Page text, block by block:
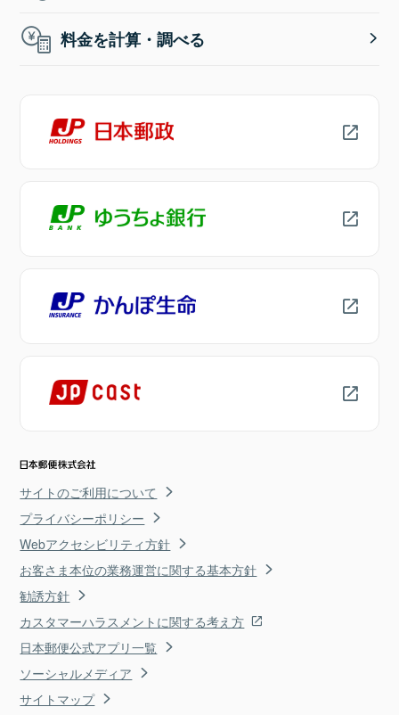
料金を計算・調べる
サイトのご利用について
プライバシーポリシー
Webアクセシビリティ方針
お客さま本位の業務運営に関する基本方針
勧誘方針
カスタマーハラスメントに関する考え方
日本郵便公式アプリ一覧
ソーシャルメディア
サイトマップ